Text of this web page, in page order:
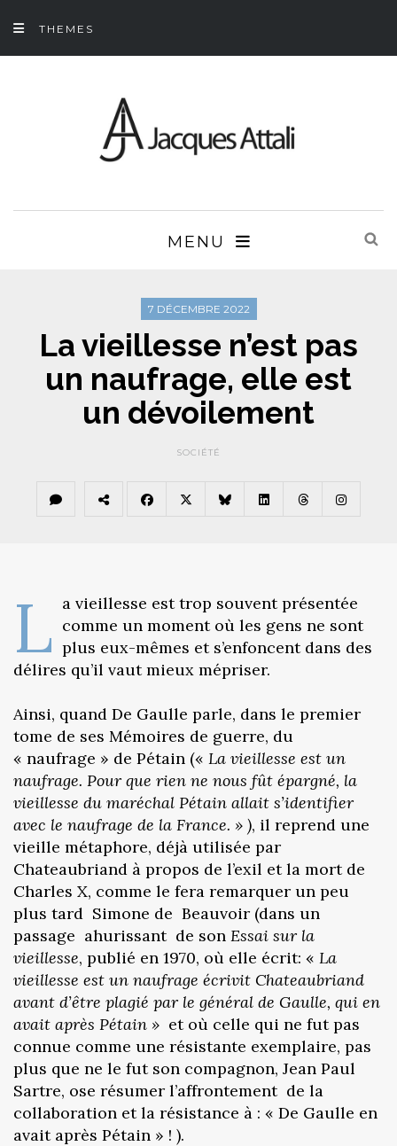
THEMES
MENU
7 DÉCEMBRE 2022
La vieillesse n’est pas
un naufrage, elle est
un dévoilement
SOCIÉTÉ
L a vieillesse est trop souvent présentée
comme un moment où les gens ne sont
plus eux-mêmes et s’enfoncent dans des
délires qu’il vaut mieux mépriser.
Ainsi, quand De Gaulle parle, dans le premier
tome de ses Mémoires de guerre, du
« naufrage » de Pétain (« La vieillesse est un
naufrage. Pour que rien ne nous fût épargné, la
vieillesse du maréchal Pétain allait s’identifier
avec le naufrage de la France. » ), il reprend une
vieille métaphore, déjà utilisée par
Chateaubriand à propos de l’exil et la mort de
Charles X, comme le fera remarquer un peu
plus tard Simone de Beauvoir (dans un
passage ahurissant de son Essai sur la
vieillesse, publié en 1970, où elle écrit: « La
vieillesse est un naufrage écrivit Chateaubriand
avant d’être plagié par le général de Gaulle, qui en
avait après Pétain » et où celle qui ne fut pas
connue comme une résistante exemplaire, pas
plus que ne le fut son compagnon, Jean Paul
Sartre, ose résumer l’affrontement de la
collaboration et la résistance à : « De Gaulle en
avait après Pétain » ! ).